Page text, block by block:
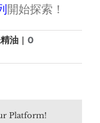
開始探索！
油 | 0
Platform!